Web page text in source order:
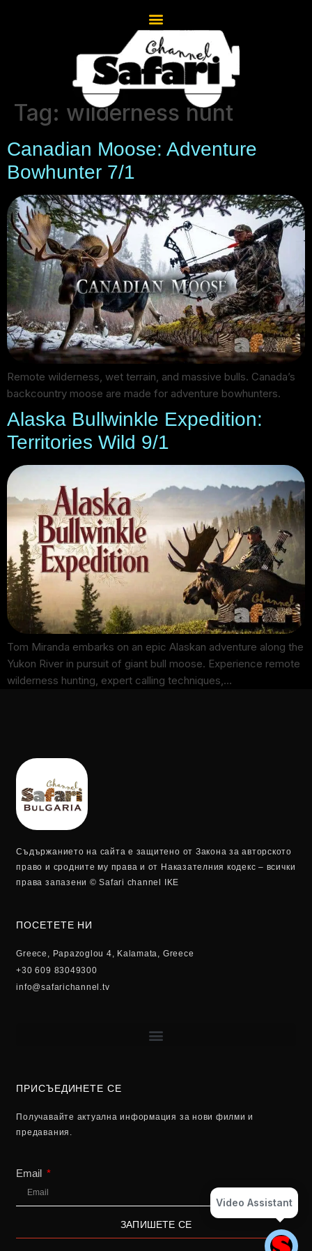
Tag: wilderness hunt
Canadian Moose: Adventure
Bowhunter 7/1
Remote wilderness, wet terrain, and massive bulls. Canada’s
backcountry moose are made for adventure bowhunters.
Alaska Bullwinkle Expedition:
Territories Wild 9/1
Tom Miranda embarks on an epic Alaskan adventure along the
Yukon River in pursuit of giant bull moose. Experience remote
wilderness hunting, expert calling techniques,…
Съдържанието на сайта е защитено от Закона за авторското
право и сродните му права и от Наказателния кодекс – всички
права запазени © Safari channel IKE
ПОСЕТЕТЕ НИ
Greece, Papazoglou 4, Kalamata, Greece
+30 609 83049300
info@safarichannel.tv
ПРИСЪЕДИНЕТЕ СЕ
Получавайте актуална информация за нови филми и
предавания.
Email
ЗАПИШЕТЕ СЕ
Video Assistant